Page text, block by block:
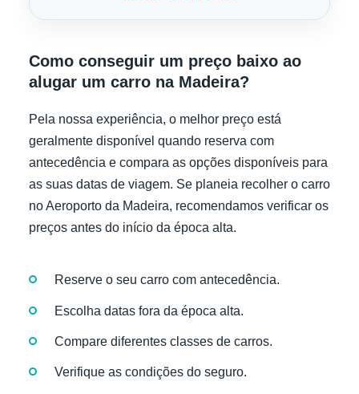
Como conseguir um preço baixo ao
alugar um carro na Madeira?
Pela nossa experiência, o melhor preço está
geralmente disponível quando reserva com
antecedência e compara as opções disponíveis para
as suas datas de viagem. Se planeia recolher o carro
no Aeroporto da Madeira, recomendamos verificar os
preços antes do início da época alta.
Reserve o seu carro com antecedência.
Escolha datas fora da época alta.
Compare diferentes classes de carros.
Verifique as condições do seguro.